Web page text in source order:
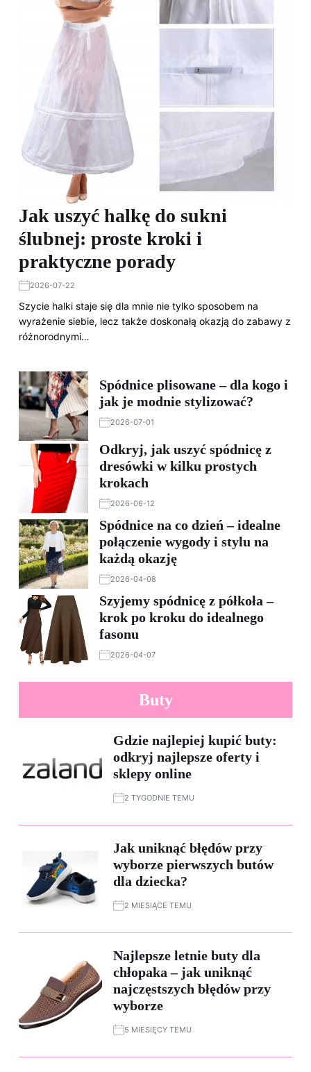
Jak uszyć halkę do sukni
ślubnej: proste kroki i
praktyczne porady
2026-07-22
Szycie halki staje się dla mnie nie tylko sposobem na
wyrażenie siebie, lecz także doskonałą okazją do zabawy z
różnorodnymi…
Spódnice plisowane – dla kogo i
jak je modnie stylizować?
2026-07-01
Odkryj, jak uszyć spódnicę z
dresówki w kilku prostych
krokach
2026-06-12
Spódnice na co dzień – idealne
połączenie wygody i stylu na
każdą okazję
2026-04-08
Szyjemy spódnicę z półkoła –
krok po kroku do idealnego
fasonu
2026-04-07
Buty
Gdzie najlepiej kupić buty:
odkryj najlepsze oferty i
sklepy online
2 TYGODNIE TEMU
Jak uniknąć błędów przy
wyborze pierwszych butów
dla dziecka?
2 MIESIĄCE TEMU
Najlepsze letnie buty dla
chłopaka – jak uniknąć
najczęstszych błędów przy
wyborze
5 MIESIĘCY TEMU